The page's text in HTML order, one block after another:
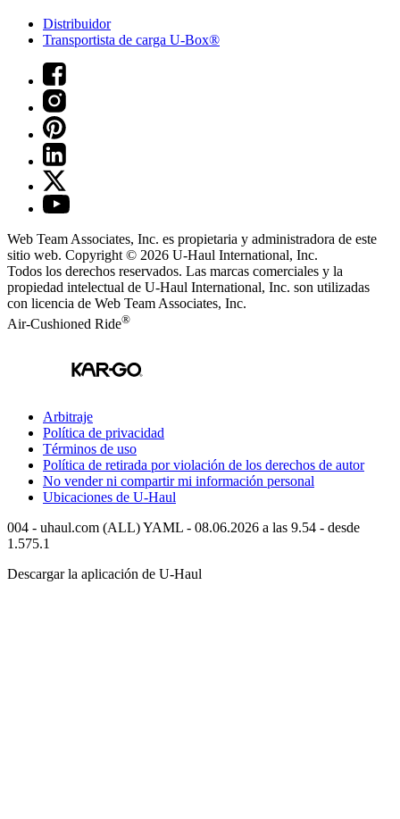
Distribuidor
Transportista de carga U-Box®
Web Team Associates, Inc. es propietaria y administradora de este
sitio web. Copyright © 2026 U-Haul International, Inc.
Todos los derechos reservados. Las marcas comerciales y la
propiedad intelectual de U-Haul International, Inc. son utilizadas
con licencia de Web Team Associates, Inc.
Air-Cushioned Ride®
Arbitraje
Política de privacidad
Términos de uso
Política de retirada por violación de los derechos de autor
No vender ni compartir mi información personal
Ubicaciones de U-Haul
004 - uhaul.com (ALL) YAML - 08.06.2026 a las 9.54 - desde
1.575.1
Descargar la aplicación de U-Haul